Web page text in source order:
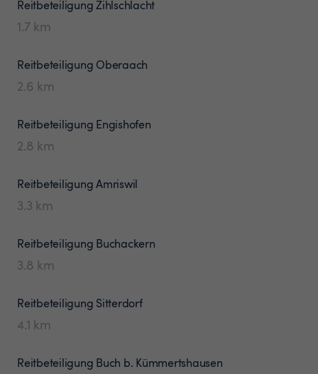
ReitbeteiligungZihlschlacht
1.7 km
Reitbeteiligung Oberaach
2.6 km
Reitbeteiligung Engishofen
2.8 km
ReitbeteiligungAmriswil
3.3 km
Reitbeteiligung Buchackern
3.8 km
Reitbeteiligung Sitterdorf
4.1 km
Reitbeteiligung Buch b. Kümmertshausen